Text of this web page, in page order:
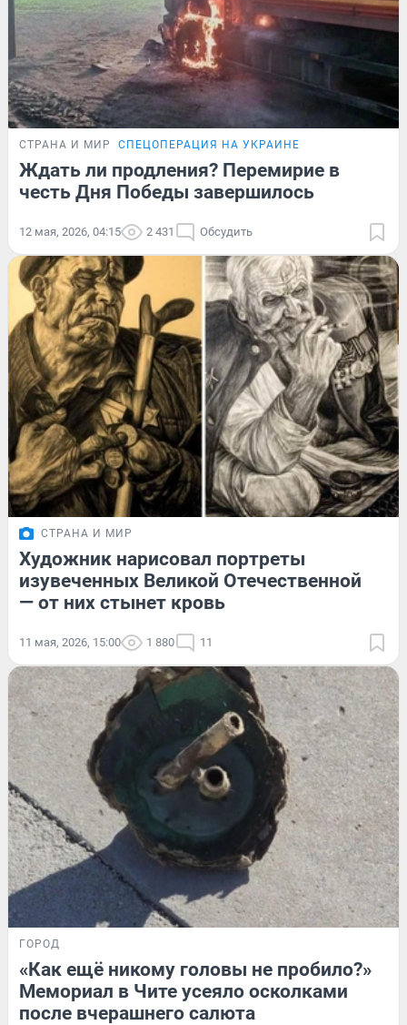
СТРАНА И МИР СПЕЦОПЕРАЦИЯ НА УКРАИНЕ
Ждать ли продления? Перемирие в
честь Дня Победы завершилось
12 мая, 2026, 04:15 2 431 Обсудить
СТРАНА И МИР
Художник нарисовал портреты
изувеченных Великой Отечественной
— от них стынет кровь
11 мая, 2026, 15:00 1 880 11
ГОРОД
«Как ещё никому головы не пробило?»
Мемориал в Чите усеяло осколками
после вчерашнего салюта